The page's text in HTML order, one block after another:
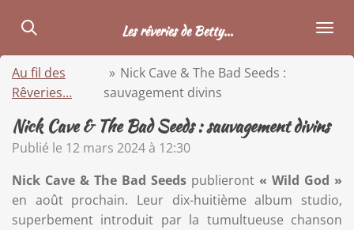
Passer
contenu
principal
Les rêveries de Betty...
Au fil des
Rêveries…
» Nick Cave & The Bad Seeds :
sauvagement divins
Nick Cave & The Bad Seeds : sauvagement divins
Publié le 12 mars 2024 à 12:30
Nick Cave & The Bad Seeds publieront « Wild God »
en août prochain. Leur dix-huitième album studio,
superbement introduit par la tumultueuse chanson